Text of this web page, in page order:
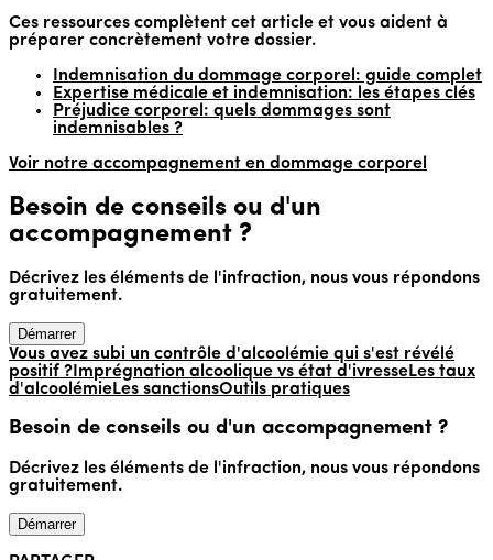
Ces ressources complètent cet article et vous aident à
préparer concrètement votre dossier.
Indemnisation du dommage corporel: guide complet
Expertise médicale et indemnisation: les étapes clés
Préjudice corporel: quels dommages sont
indemnisables ?
Voir notre accompagnement en dommage corporel
Besoin de conseils ou d'un
accompagnement ?
Décrivez les éléments de l'infraction, nous vous répondons
gratuitement.
Démarrer
Vous avez subi un contrôle d'alcoolémie qui s'est révélé
positif ? Imprégnation alcoolique vs état d'ivresseLes taux
d'alcoolémieLes sanctionsOutils pratiques
Besoin de conseils ou d'un accompagnement ?
Décrivez les éléments de l'infraction, nous vous répondons
gratuitement.
Démarrer